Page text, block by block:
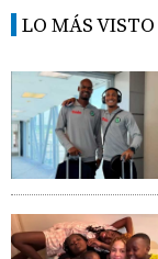
LO MÁS VISTO